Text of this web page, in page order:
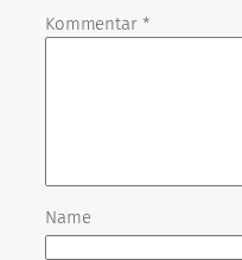
Kommentar *
Name